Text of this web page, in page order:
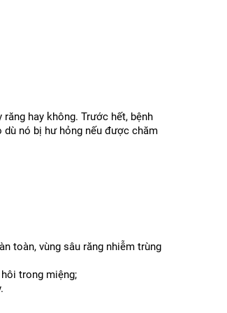
hay không. Trước hết, bệnh
nó bị hư hỏng nếu được chăm
toàn, vùng sâu răng nhiễm trùng
trong miệng;